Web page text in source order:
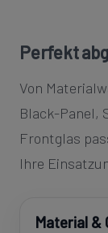
Perfekt
Von
Black-Panel,
Frontglas
Ihre
Material &